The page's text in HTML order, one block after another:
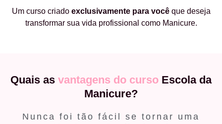
Um curso criado exclusivamente para vocêque deseja
transformar sua vida profissional como Manicure.
Quais as vantagens do curso Escola da
Manicure?
Nunca foi tão fácil se tornar uma